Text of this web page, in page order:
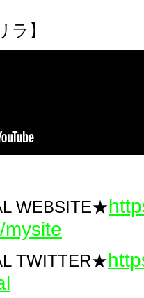
ラ】
WEBSITE★
mysite
TWITTER★